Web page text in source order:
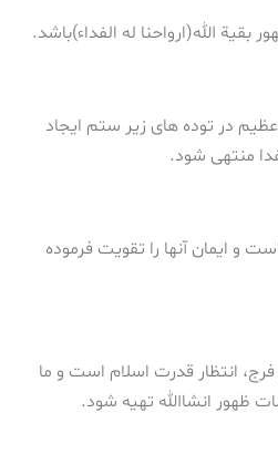
الله(ارواحنا له الفداء)باشد.
در توده های زیر ستم ایجاد
منتهی شود.
ایمان آنها را تقویت فرموده
فرج، انتظار قدرت اسلام است و ما
ظهور انشاالله تهیه شود.